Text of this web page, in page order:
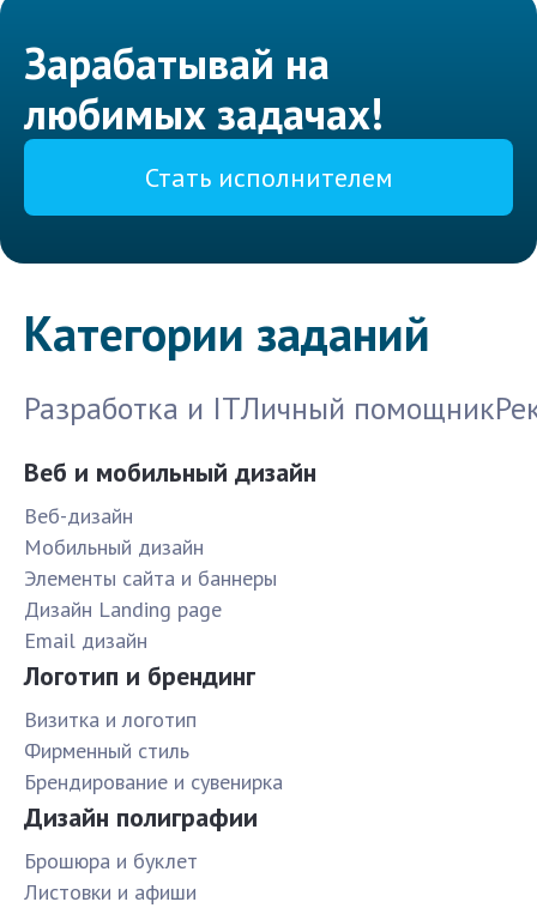
Зарабатывай на
любимых задачах!
Стать исполнителем
Категории заданий
Разработка и ITЛичный помощник
Веб и мобильный дизайн
Веб-дизайн
Мобильный дизайн
Элементы сайта и баннеры
Дизайн Landing page
Email дизайн
Логотип и брендинг
Визитка и логотип
Фирменный стиль
Брендирование и сувенирка
Дизайн полиграфии
Брошюра и буклет
Листовки и афиши